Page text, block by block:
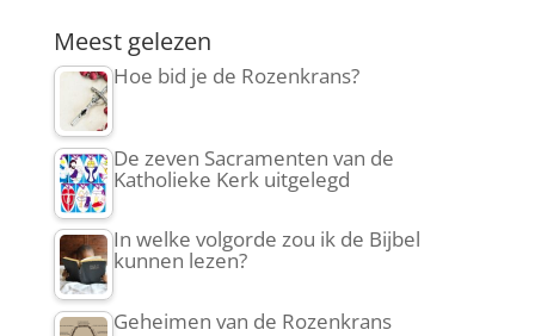
Meest gelezen
Hoe bid je de Rozenkrans?
De zeven Sacramenten van de
Katholieke Kerk uitgelegd
In welke volgorde zou ik de Bijbel
kunnen lezen?
Geheimen van de Rozenkrans